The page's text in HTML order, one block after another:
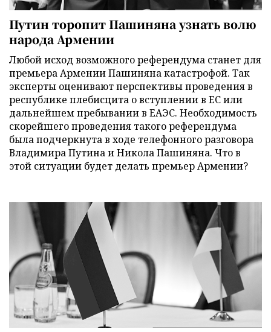
Путин торопит Пашиняна узнать волю
народа Армении
Любой исход возможного референдума станет для
премьера Армении Пашиняна катастрофой. Так
эксперты оценивают перспективы проведения в
республике плебисцита о вступлении в ЕС или
дальнейшем пребывании в ЕАЭС. Необходимость
скорейшего проведения такого референдума
была подчеркнута в ходе телефонного разговора
Владимира Путина и Никола Пашиняна. Что в
этой ситуации будет делать премьер Армении?